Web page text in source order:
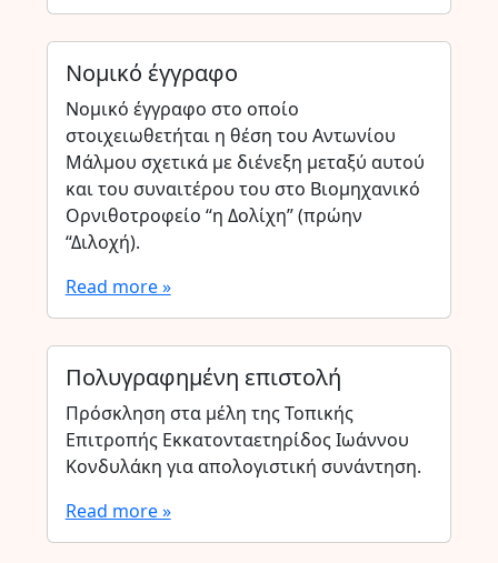
Νομικό έγγραφο
Νομικό έγγραφο στο οποίο
στοιχειωθετήται η θέση του Αντωνίου
Μάλμου σχετικά με διένεξη μεταξύ αυτού
και του συναιτέρου του στο Βιομηχανικό
Ορνιθοτροφείο “η Δολίχη” (πρώην
“Διλοχή).
Read more »
Πολυγραφημένη επιστολή
Πρόσκληση στα μέλη της Τοπικής
Επιτροπής Εκκατονταετηρίδος Ιωάννου
Κονδυλάκη για απολογιστική συνάντηση.
Read more »